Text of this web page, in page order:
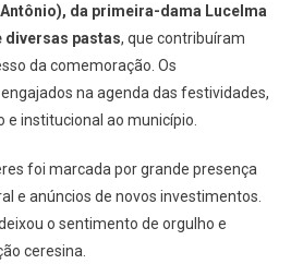
da primeira-dama Lucelma
diversas pastas, que contribuíram
da comemoração. Os
na agenda das festividades,
e institucional ao município.
foi marcada por grande presença
e anúncios de novos investimentos.
o sentimento de orgulho e
ceresina.